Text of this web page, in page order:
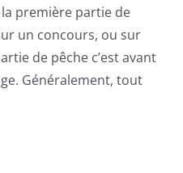
première partie de
un concours, ou sur
de pêche c’est avant
Généralement, tout